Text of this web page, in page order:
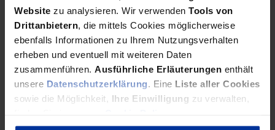
Website zu analysieren. Wir verwenden Tools von
Drittanbietern , die mittels Cookies möglicherweise
ebenfalls Informationen zu Ihrem Nutzungsverhalten
erheben und eventuell mit weiteren Daten
zusammenführen. Ausführliche Erläuterungen enthält
unsere Datenschutzerklärung . Eine Liste aller Cookies
sowie die Möglichkeit, Ihre Einwilligung zu verwalten,
Während durch Globalisierung auch Kleinunternehmen zu
Auslandsbeziehungen genötigt werden, verliert die Insolvenz ihr
Stigma und sind die gesetzlichen Regelungen in Deutschland
dynamisch und oft gut funktionierend.